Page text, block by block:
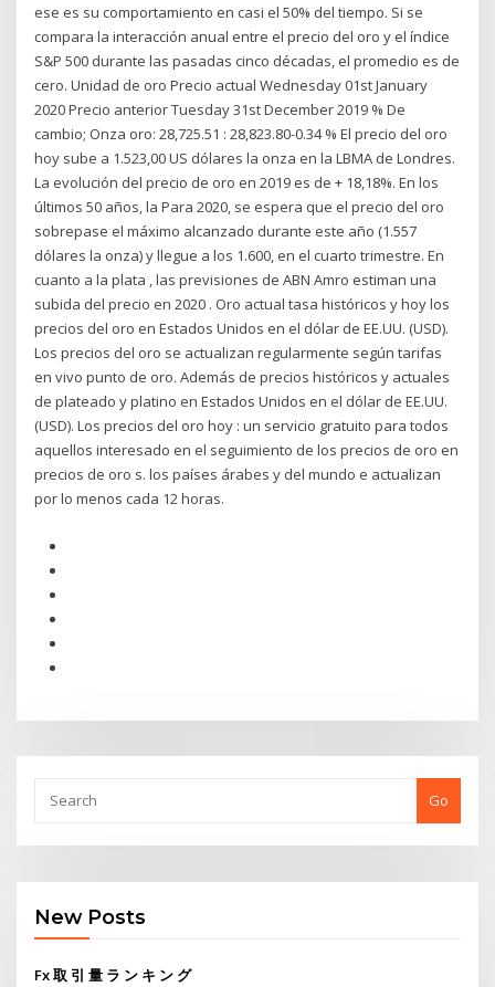
ese es su comportamiento en casi el 50% del tiempo. Si se
compara la interacción anual entre el precio del oro y el índice
S&P 500 durante las pasadas cinco décadas, el promedio es de
cero. Unidad de oro Precio actual Wednesday 01st January
2020 Precio anterior Tuesday 31st December 2019 % De
cambio; Onza oro: 28,725.51 : 28,823.80-0.34 % El precio del oro
hoy sube a 1.523,00 US dólares la onza en la LBMA de Londres.
La evolución del precio de oro en 2019 es de + 18,18%. En los
últimos 50 años, la Para 2020, se espera que el precio del oro
sobrepase el máximo alcanzado durante este año (1.557
dólares la onza) y llegue a los 1.600, en el cuarto trimestre. En
cuanto a la plata , las previsiones de ABN Amro estiman una
subida del precio en 2020 . Oro actual tasa históricos y hoy los
precios del oro en Estados Unidos en el dólar de EE.UU. (USD).
Los precios del oro se actualizan regularmente según tarifas
en vivo punto de oro. Además de precios históricos y actuales
de plateado y platino en Estados Unidos en el dólar de EE.UU.
(USD). Los precios del oro hoy : un servicio gratuito para todos
aquellos interesado en el seguimiento de los precios de oro en
precios de oro s. los países árabes y del mundo e actualizan
por lo menos cada 12 horas.
Go
New Posts
Fx 取 引 量 ラ ン キ ン グ